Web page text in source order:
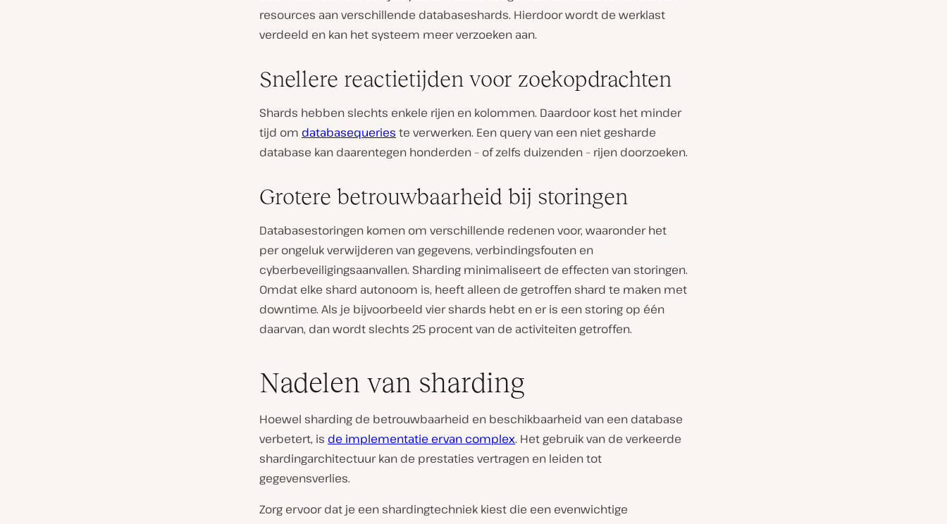
resources aan verschillende databaseshards. Hierdoor wordt de werklast
verdeeld en kan het systeem meer verzoeken aan.
Snellere reactietijden voor zoekopdrachten
Shards hebben slechts enkele rijen en kolommen. Daardoor kost het minder
tijd om databasequeries te verwerken. Een query van een niet gesharde
database kan daarentegen honderden – of zelfs duizenden – rijen doorzoeken.
Grotere betrouwbaarheid bij storingen
Databasestoringen komen om verschillende redenen voor, waaronder het
per ongeluk verwijderen van gegevens, verbindingsfouten en
cyberbeveiligingsaanvallen. Sharding minimaliseert de effecten van storingen.
Omdat elke shard autonoom is, heeft alleen de getroffen shard te maken met
downtime. Als je bijvoorbeeld vier shards hebt en er is een storing op één
daarvan, dan wordt slechts 25 procent van de activiteiten getroffen.
Nadelen van sharding
Hoewel sharding de betrouwbaarheid en beschikbaarheid van een database
verbetert, is de implementatie ervan complex. Het gebruik van de verkeerde
shardingarchitectuur kan de prestaties vertragen en leiden tot
gegevensverlies.
Zorg ervoor dat je een shardingtechniek kiest die een evenwichtige